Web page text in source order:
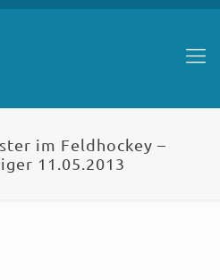
im Feldhockey –
11.05.2013